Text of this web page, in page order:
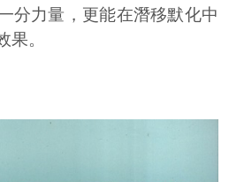
分力量，更能在潛移默化中
果。